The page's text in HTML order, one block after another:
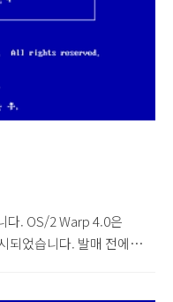
도 있습니다. 소..
다. OS/2 Warp 4.0은
되었습니다. 발매 전에는